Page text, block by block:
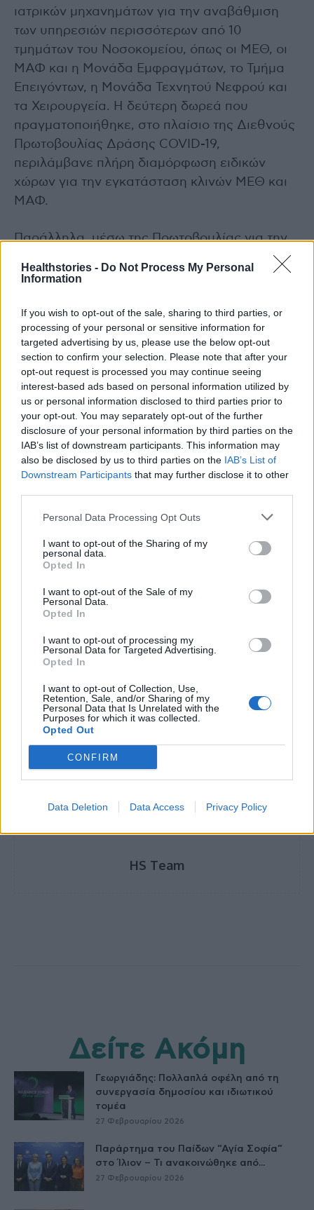
Healthstories - Do Not Process My Personal
Information
If you wish to opt-out of the sale, sharing to third parties, or
processing of your personal or sensitive information for
targeted advertising by us, please use the below opt-out
section to confirm your selection. Please note that after your
opt-out request is processed you may continue seeing
interest-based ads based on personal information utilized by
us or personal information disclosed to third parties prior to
your opt-out. You may separately opt-out of the further
disclosure of your personal information by third parties on the
IAB’s list of downstream participants. This information may
also be disclosed by us to third parties on the IAB’s List of
Downstream Participants that may further disclose it to other
Personal Data Processing Opt Outs
I want to opt-out of the Sharing of my
personal data.
Opted In
I want to opt-out of the Sale of my
Personal Data.
Opted In
I want to opt-out of processing my
Personal Data for Targeted Advertising.
Opted In
I want to opt-out of Collection, Use,
Retention, Sale, and/or Sharing of my
Personal Data that Is Unrelated with the
Purposes for which it was collected.
Opted Out
CONFIRM
Data Deletion Data Access Privacy Policy
ιατρικών μηχανημάτων για την αναβάθμιση
των υπηρεσιών περισσότερων από 10
τμημάτων του Νοσοκομείου, όπως οι ΜΕΘ, οι
ΜΑΦ και η Μονάδα Εμφραγμάτων, το Τμήμα
Επειγόντων, η Μονάδα Τεχνητού Νεφρού και
τα Χειρουργεία. Η δεύτερη δωρεά που
πραγματοποιήθηκε, στο πλαίσιο της Διεθνούς
Πρωτοβουλίας Δράσης COVID-19,
περιλάμβανε πλήρη διαμόρφωση ειδικών
χώρων για την εγκατάσταση κλινών ΜΕΘ και
ΜΑΦ.
Παράλληλα, μέσω της Πρωτοβουλίας για την
Υγεία, σε εξέλιξη βρίσκεται η δωρεά του ΙΣΝ
για την υλοποίηση εκπαιδευτικών
Νοσοκομείου, σε συνεργασία με το Ίδρυμα
«Θώραξ», καθώς επίσης και δωρεά, σε
συνεργασία του ΙΣΝ με το Κοινωφελές Ίδρυμα
Αθανασίου & Μαρίνας Μαρτίνου και την κυρία
Αλίκη Περρωτή, για την αναμόρφωση της
ΜΕΘ2 και της Παλαιάς Μονάδας
Εμφραγμάτων που θα λειτουργήσουν ως μια
ενιαία ΜΕΘ, αλλά και του Τμήματος
Επειγόντων Περιστατικών (ΤΕΠ) του ΓΝΑ «Ο
Διαβάστε επίσης
ΕΟΦ: Προσοχή! Ανακαλεί παρτίδα γνωστού
φαρμάκου για την υπέρταση
Μετεγχειρητική κήλη κοιλιακού τοιχώματος:
και ο ρόλος του χειρουργού
Ανδρέας Δρακόπουλος
δωρεά Ιδρύματος Σταύρος Νιάρχος
νοσοκομείο Ευαγγελισμός
HS Team
Δείτε Ακόμη
Γεωργιάδης: Πολλαπλά οφέλη από τη
συνεργασία δημοσίου και ιδιωτικού
τομέα
27 Φεβρουαρίου 2026
Παράρτημα του Παίδων “Αγία Σοφία”
στο Ίλιον – Τι ανακοινώθηκε από...
27 Φεβρουαρίου 2026